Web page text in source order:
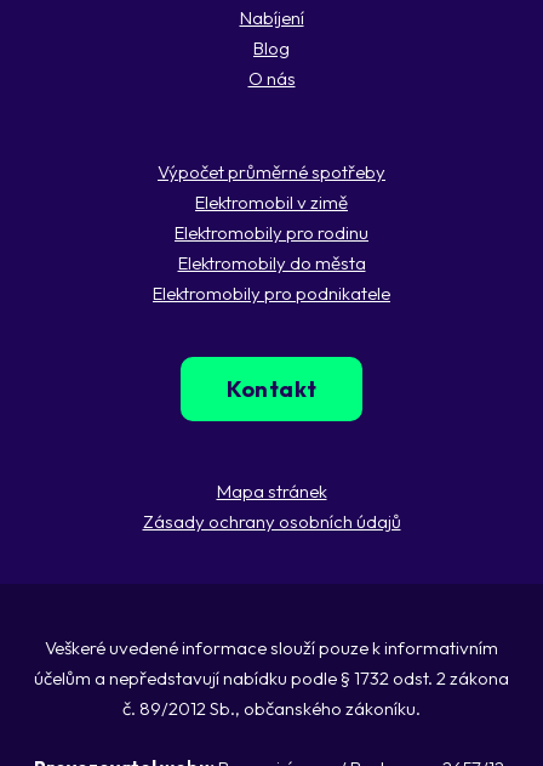
Nabíjení
Blog
O nás
Výpočet průměrné spotřeby
Elektromobil v zimě
Elektromobily pro rodinu
Elektromobily do města
Elektromobily pro podnikatele
Kontakt
Mapa stránek
Zásady ochrany osobních údajů
Veškeré uvedené informace slouží pouze k informativním
účelům a nepředstavují nabídku podle § 1732 odst. 2 zákona
č. 89/2012 Sb., občanského zákoníku.